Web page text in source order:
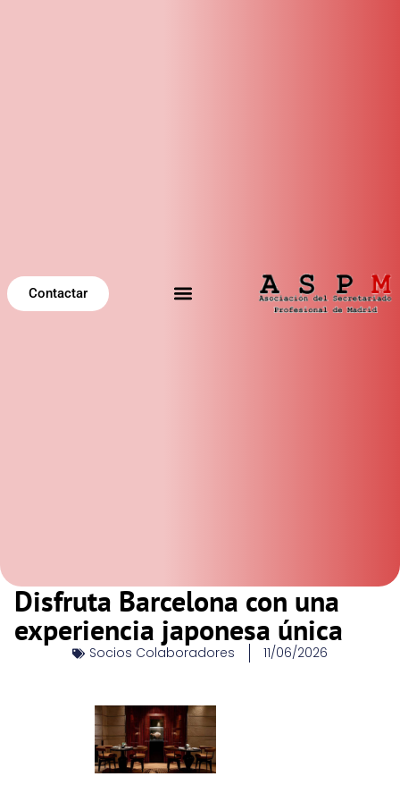
Contactar
Disfruta Barcelona con una
experiencia japonesa única
Socios Colaboradores 11/06/2026